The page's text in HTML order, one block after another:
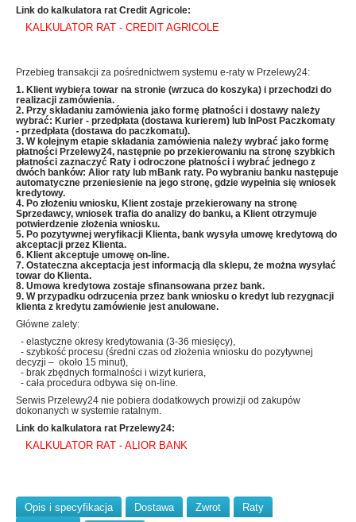
Link do kalkulatora rat Credit Agricole:
KALKULATOR RAT - CREDIT AGRICOLE
Przebieg transakcji za pośrednictwem systemu e-raty w Przelewy24:
1. Klient wybiera towar na stronie (wrzuca do koszyka) i przechodzi do
realizacji zamówienia.
2. Przy składaniu zamówienia jako formę płatności i dostawy należy
wybrać: Kurier - przedpłata (dostawa kurierem) lub InPost Paczkomaty
- przedpłata (dostawa do paczkomatu).
3. W kolejnym etapie składania zamówienia należy wybrać jako formę
płatności Przelewy24, następnie po przekierowaniu na stronę szybkich
płatności zaznaczyć Raty i odroczone płatności i wybrać jednego z
dwóch banków: Alior raty lub mBank raty. Po wybraniu banku następuje
automatyczne przeniesienie na jego stronę, gdzie wypełnia się wniosek
kredytowy.
4. Po złożeniu wniosku, Klient zostaje przekierowany na stronę
Sprzedawcy, wniosek trafia do analizy do banku, a Klient otrzymuje
potwierdzenie złożenia wniosku.
5. Po pozytywnej weryfikacji Klienta, bank wysyła umowę kredytową do
akceptacji przez Klienta.
6. Klient akceptuje umowę on-line.
7. Ostateczna akceptacja jest informacją dla sklepu, że można wysyłać
towar do Klienta.
8. Umowa kredytowa zostaje sfinansowana przez bank.
9. W przypadku odrzucenia przez bank wniosku o kredyt lub rezygnacji
klienta z kredytu zamówienie jest anulowane.
Główne zalety:
- elastyczne okresy kredytowania (3-36 miesięcy),
- szybkość procesu (średni czas od złożenia wniosku do pozytywnej
decyzji – około 15 minut),
- brak zbędnych formalności i wizyt kuriera,
- cała procedura odbywa się on-line.
Serwis Przelewy24 nie pobiera dodatkowych prowizji od zakupów
dokonanych w systemie ratalnym.
Link do kalkulatora rat Przelewy24:
KALKULATOR RAT - ALIOR BANK
Opis i specyfikacja Dostawa Zwrot
Raty